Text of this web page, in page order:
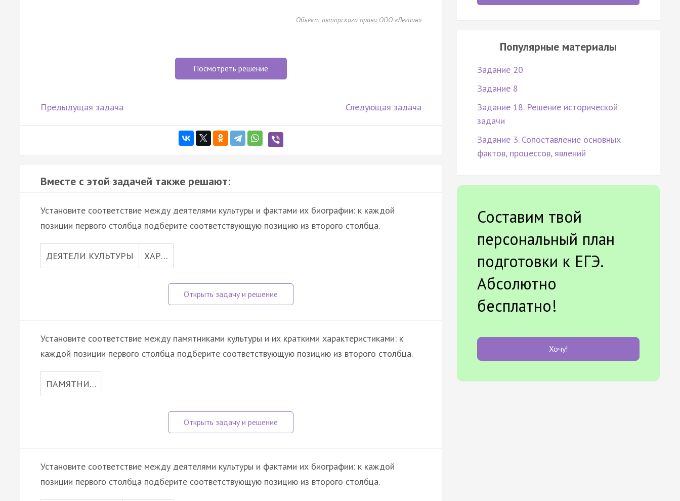
Объект авторского права ООО «Легион»
Посмотреть решение
Предыдущая задача Следующая задача
Вместе с этой задачей также решают:
Установите соответствие между деятелями культуры и фактами их биографии: к каждой
позиции первого столбца подберите соответствующую позицию из второго столбца.
ДЕЯТЕЛИ КУЛЬТУРЫ ХАР…
Установите соответствие между памятниками культуры и их краткими характеристиками: к
каждой позиции первого столбца подберите соответствующую позицию из второго столбца.
ПАМЯТНИ…
Установите соответствие между деятелями культуры и фактами их биографии: к каждой
позиции первого столбца подберите соответствующую позицию из второго столбца.
Популярные материалы
Задание 20
Задание 8
Задание 18. Решение исторической
задачи
Задание 3. Сопоставление основных
фактов, процессов, явлений
Составим твой
персональный план
подготовки к ЕГЭ.
Абсолютно
бесплатно!
Хочу!